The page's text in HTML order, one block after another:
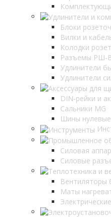
Блоки
Вилки и
Колодки
Разъемы
Удлинители
Удлинители
DIN-рейки и
Сальники MG
Шины
Силовая
Силовые
Вентиляторы
Маты